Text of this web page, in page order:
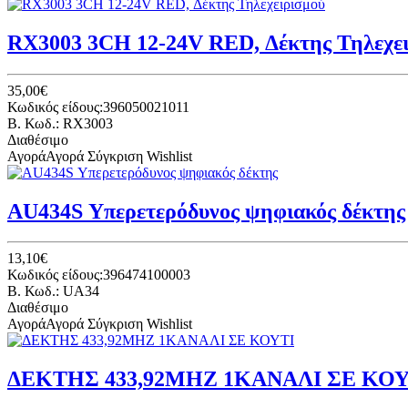
RX3003 3CH 12-24V RED, Δέκτης
35,00€
Κωδικός είδους:396050021011
B. Κωδ.: RX3003
Διαθέσιμο
ΑγοράΑγορά Σύγκριση Wishlist
AU434S Υπερετερόδυνος ψηφιακός δέκτης
13,10€
Κωδικός είδους:396474100003
B. Κωδ.: UA34
Διαθέσιμο
ΑγοράΑγορά Σύγκριση Wishlist
ΔΕΚΤΗΣ 433,92MHZ 1ΚΑΝΑΛΙ ΣΕ